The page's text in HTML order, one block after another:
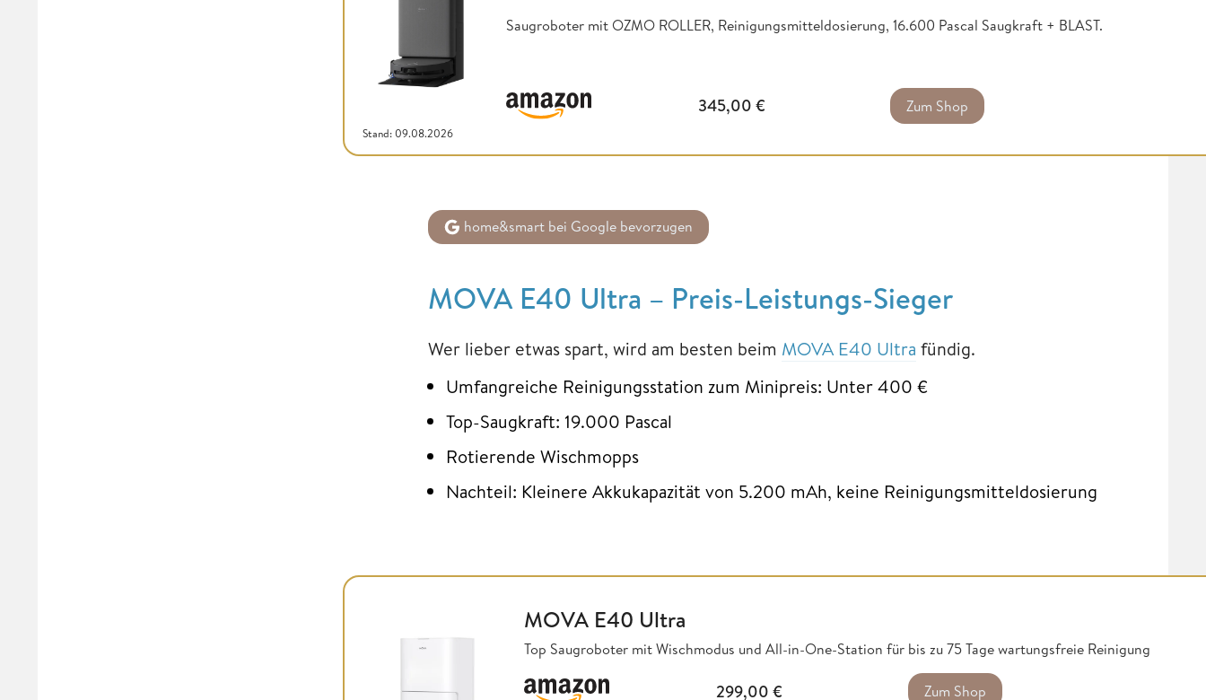
Stand: 09.08.2026
Saugroboter mit OZMO ROLLER, Reinigungsmitteldosierung, 16.600 Pascal Saugkraft + BLAST.
345,00€ Zum Shop
home&smart bei Google bevorzugen
MOVA E40 Ultra – Preis-Leistungs-Sieger
Wer lieber etwas spart, wird am besten beim MOVA E40 Ultra fündig.
Umfangreiche Reinigungsstation zum Minipreis: Unter 400 €
Top-Saugkraft: 19.000 Pascal
Rotierende Wischmopps
Nachteil: Kleinere Akkukapazität von 5.200 mAh, keine Reinigungsmitteldosierung
MOVA E40 Ultra
Top Saugroboter mit Wischmodus und All-in-One-Station für bis zu 75 Tage wartungsfreie Reinigung
299,00€ Zum Shop